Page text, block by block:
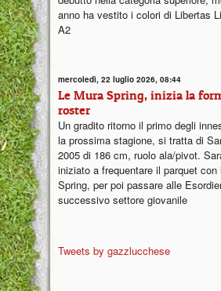
anno ha vestito i colori di Libertas
A2
mercoledì, 22 luglio 2026, 08:44
Le Mura Spring, inizia la
roster
Un gradito ritorno il primo degli
la prossima stagione, si tratta di
2005 di 186 cm, ruolo ala/pivot.
iniziato a frequentare il parquet
Spring, per poi passare alle
successivo settore giovanile
Tweets by gazzlucchese